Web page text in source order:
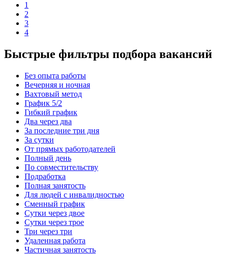
1
2
3
4
Быстрые фильтры подбора вакансий
Без опыта работы
Вечерняя и ночная
Вахтовый метод
График 5/2
Гибкий график
Два через два
За последние три дня
За сутки
От прямых работодателей
Полный день
По совместительству
Подработка
Полная занятость
Для людей с инвалидностью
Сменный график
Сутки через двое
Сутки через трое
Три через три
Удаленная работа
Частичная занятость